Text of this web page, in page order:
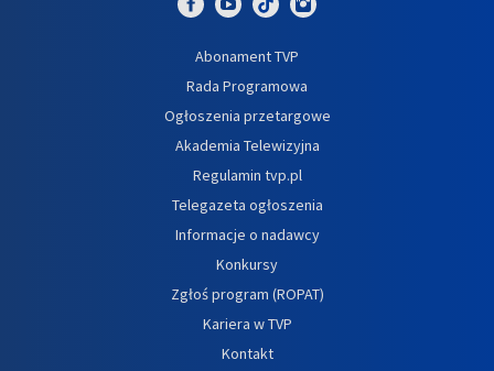
Abonament TVP
Rada Programowa
Ogłoszenia przetargowe
Akademia Telewizyjna
Regulamin tvp.pl
Telegazeta ogłoszenia
Informacje o nadawcy
Konkursy
Zgłoś program (ROPAT)
Kariera w TVP
Kontakt